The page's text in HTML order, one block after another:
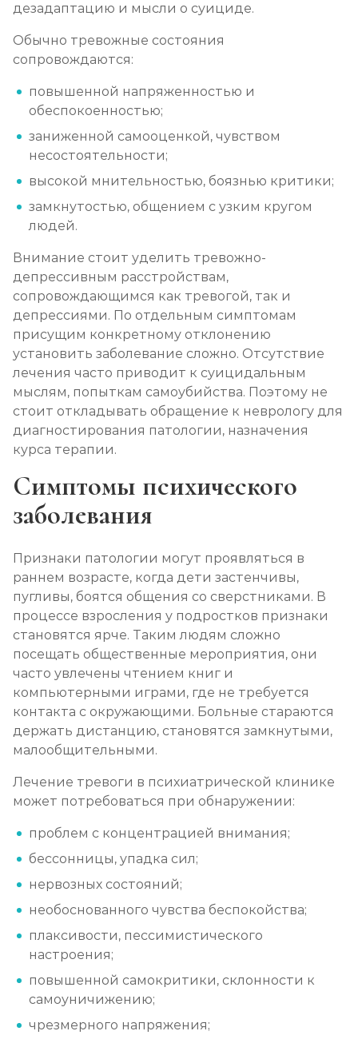
дезадаптацию и мысли о суициде.
Обычно тревожные состояния
сопровождаются:
повышенной напряженностью и
обеспокоенностью;
заниженной самооценкой, чувством
несостоятельности;
высокой мнительностью, боязнью критики;
замкнутостью, общением с узким кругом
людей.
Внимание стоит уделить тревожно-
депрессивным расстройствам,
сопровождающимся как тревогой, так и
депрессиями. По отдельным симптомам
присущим конкретному отклонению
установить заболевание сложно. Отсутствие
лечения часто приводит к суицидальным
мыслям, попыткам самоубийства. Поэтому не
стоит откладывать обращение к неврологу для
диагностирования патологии, назначения
курса терапии.
Симптомы психического
заболевания
Признаки патологии могут проявляться в
раннем возрасте, когда дети застенчивы,
пугливы, боятся общения со сверстниками. В
процессе взросления у подростков признаки
становятся ярче. Таким людям сложно
посещать общественные мероприятия, они
часто увлечены чтением книг и
компьютерными играми, где не требуется
контакта с окружающими. Больные стараются
держать дистанцию, становятся замкнутыми,
малообщительными.
Лечение тревоги в психиатрической клинике
может потребоваться при обнаружении:
проблем с концентрацией внимания;
бессонницы, упадка сил;
нервозных состояний;
необоснованного чувства беспокойства;
плаксивости, пессимистического
настроения;
повышенной самокритики, склонности к
самоуничижению;
чрезмерного напряжения;